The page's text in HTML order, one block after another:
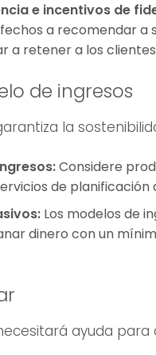
e incentivos de
a recomendar
a retener a los
de ingresos
la
Considere
de
Los modelos de
dinero con un
ayuda